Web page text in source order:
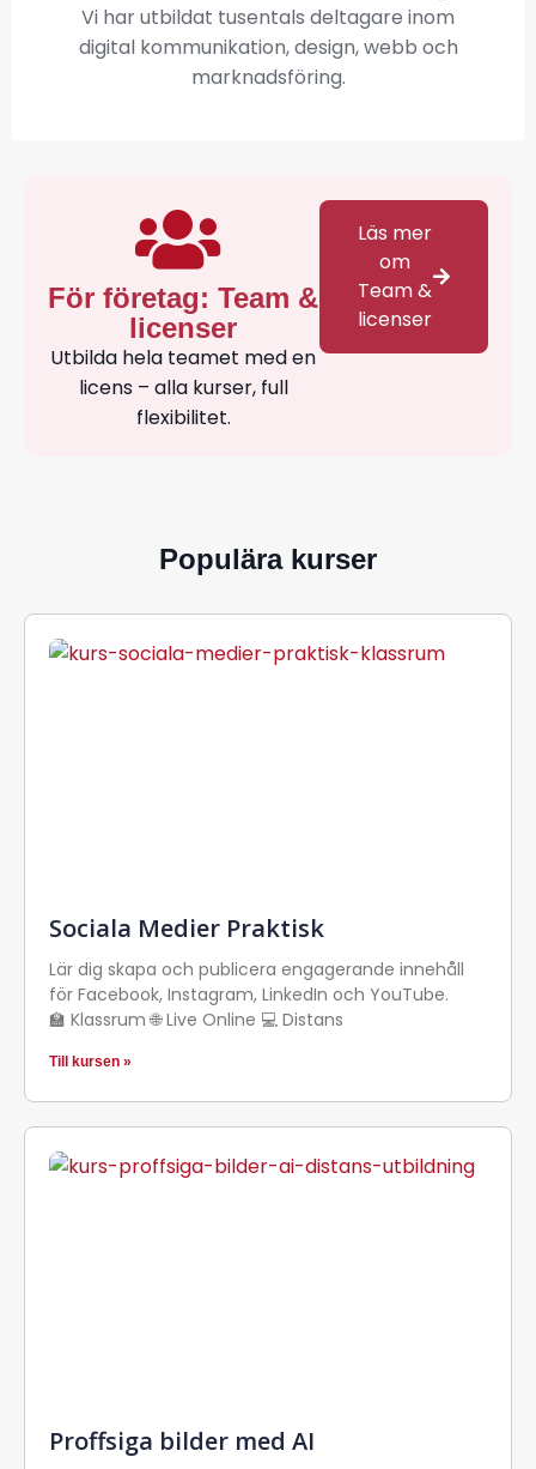
Vi har utbildat tusentals deltagare inom
digital kommunikation, design, webb och
marknadsföring.
För företag: Team &
licenser
Utbilda hela teamet med en
licens – alla kurser, full
flexibilitet.
Läs mer
om
Team &
licenser
Populära kurser
Sociala Medier Praktisk
Lär dig skapa och publicera engagerande innehåll
för Facebook, Instagram, LinkedIn och YouTube.
🏫 Klassrum 🌐 Live Online 💻 Distans
Till kursen »
Proffsiga bilder med AI